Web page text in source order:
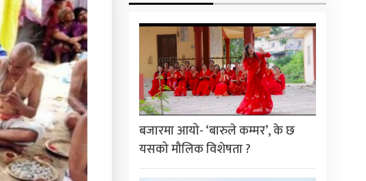
बजारमा आयो- ‘बारुले कम्मर’, के छ
यसको मौलिक विशेषता ?